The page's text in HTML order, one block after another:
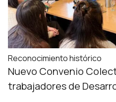
Reconocimiento histórico
Nuevo Convenio
trabajadores de